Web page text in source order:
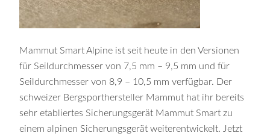
Mammut Smart Alpine ist seit heute in den Versionen
für Seildurchmesser von 7,5 mm – 9,5 mm und für
Seildurchmesser von 8,9 – 10,5 mm verfügbar. Der
schweizer Bergsporthersteller Mammut hat ihr bereits
sehr etabliertes Sicherungsgerät Mammut Smart zu
einem alpinen Sicherungsgerät weiterentwickelt. Jetzt